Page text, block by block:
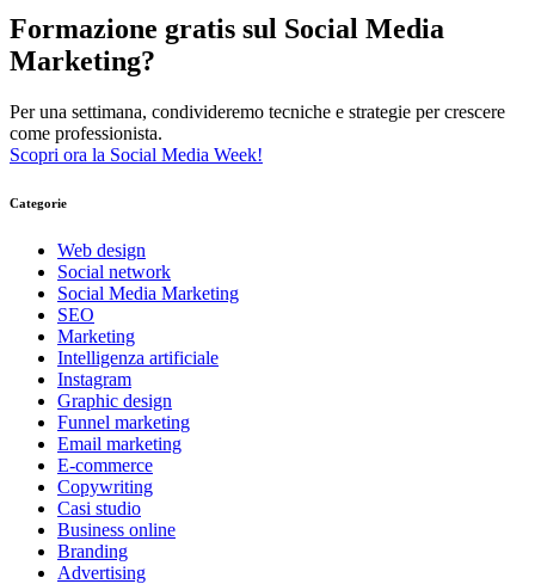
Formazione gratis sul Social Media
Marketing?
Per una settimana, condivideremo tecniche e strategie per crescere
come professionista.
Scopri ora la Social Media Week!
Categorie
Web design
Social network
Social Media Marketing
SEO
Marketing
Intelligenza artificiale
Instagram
Graphic design
Funnel marketing
Email marketing
E-commerce
Copywriting
Casi studio
Business online
Branding
Advertising